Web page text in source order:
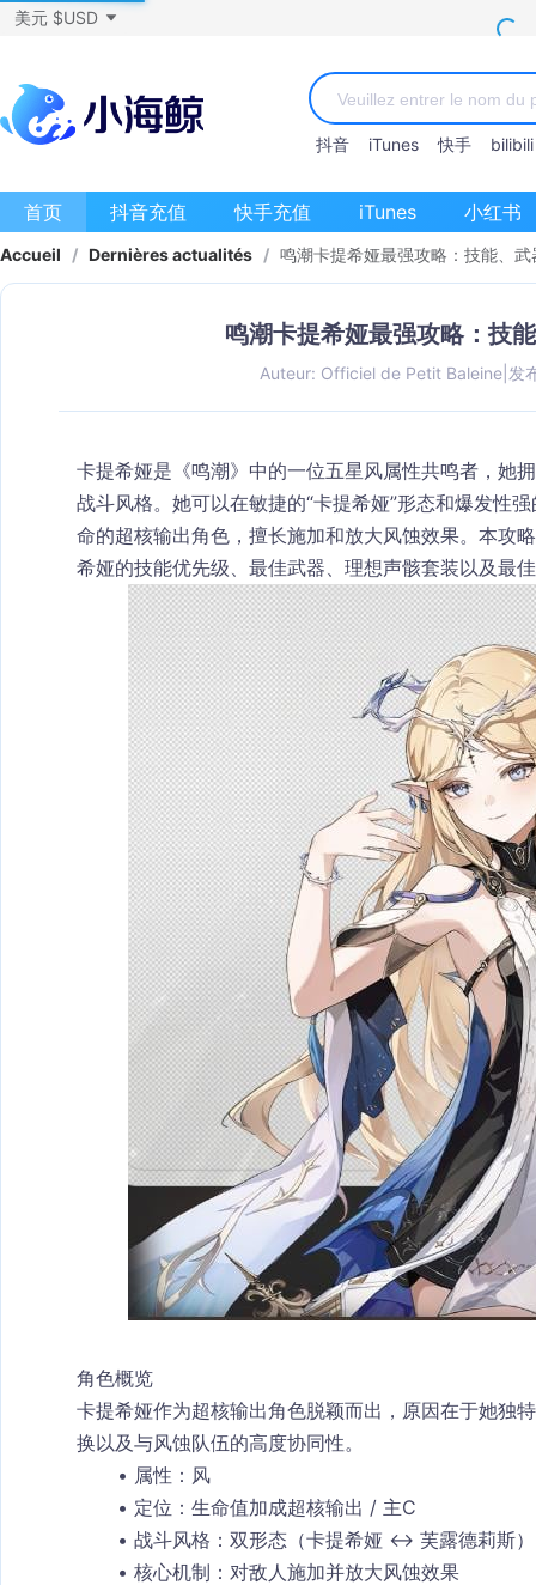
美元 $USD
抖音 iTunes 快手 bilibili
首页 抖音充值 快手充值 iTunes 小红书
Accueil / Dernières actualités / 鸣潮卡提希娅最强攻略：技能、
鸣潮卡提希娅最强攻略：技
Auteur: Officiel de Petit Baleine| 发
卡提希娅是《鸣潮》中的一位五星风属性共鸣者，她
战斗风格。她可以在敏捷的“卡提希娅”形态和爆发性强
命的超核输出角色，擅长施加和放大风蚀效果。本攻
希娅的技能优先级、最佳武器、理想声骸套装以及最
角色概览
卡提希娅作为超核输出角色脱颖而出，原因在于她独
换以及与风蚀队伍的高度协同性。
属性 ：风
定位 ：生命值加成超核输出 / 主C
战斗风格 ：双形态（卡提希娅 ↔ 芙露德莉斯）
核心机制 ：对敌人施加并放大风蚀效果